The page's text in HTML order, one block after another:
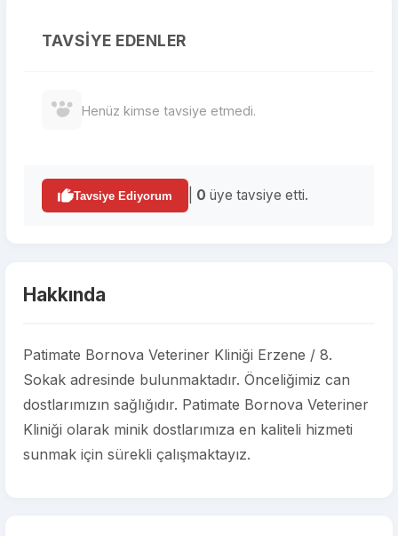
TAVSIYE EDENLER
Henüz kimse tavsiye etmedi.
Tavsiye Ediyorum 0 üye tavsiye etti.
Hakkında
Patimate Bornova Veteriner Kliniği Erzene / 8.
Sokak adresinde bulunmaktadır. Önceliğimiz can
dostlarımızın sağlığıdır. Patimate Bornova Veteriner
Kliniği olarak minik dostlarımıza en kaliteli hizmeti
sunmak için sürekli çalışmaktayız.